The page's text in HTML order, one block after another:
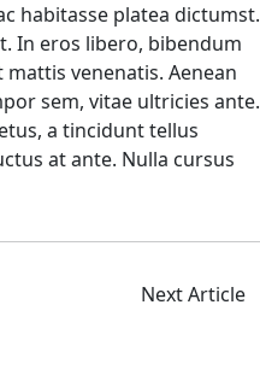
habitasse platea dictumst.
In eros libero, bibendum
venenatis. Aenean
sem, vitae ultricies ante.
a tincidunt tellus
at ante. Nulla cursus
Next Article